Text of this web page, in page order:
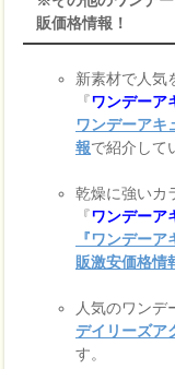
販価格情報！
新素材で人気
『ワンデーア
ワンデーアキ
報で紹介して
乾燥に強いカ
『ワンデーア
『ワンデー
販激安価格情
人気のワンデ
デイリーズア
す。